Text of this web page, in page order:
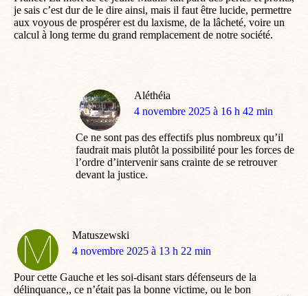
je sais c’est dur de le dire ainsi, mais il faut être lucide, permettre
aux voyous de prospérer est du laxisme, de la lâcheté, voire un
calcul à long terme du grand remplacement de notre société.
Aléthéia
dit
4 novembre 2025 à 16 h 42 min
Ce ne sont pas des effectifs plus nombreux qu’il
faudrait mais plutôt la possibilité pour les forces de
l’ordre d’intervenir sans crainte de se retrouver
devant la justice.
Matuszewski
dit
4 novembre 2025 à 13 h 22 min
Pour cette Gauche et les soi-disant stars défenseurs de la
délinquance,, ce n’était pas la bonne victime, ou le bon